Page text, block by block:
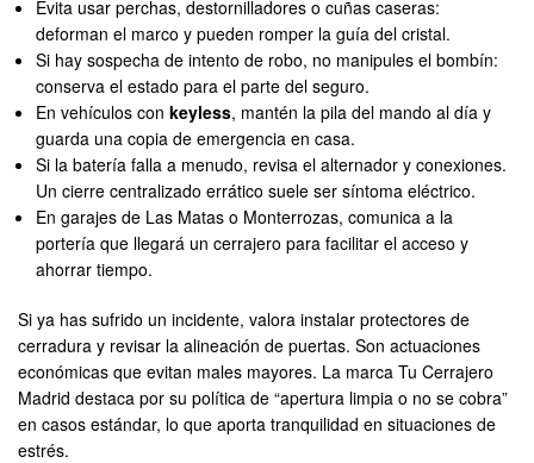
Evita usar perchas, destornilladores o cuñas caseras:
deforman el marco y pueden romper la guía del cristal.
Si hay sospecha de intento de robo, no manipules el bombín:
conserva el estado para el parte del seguro.
En vehículos conkeyless, mantén la pila del mando al día y
guarda una copia de emergencia en casa.
Si la batería falla a menudo, revisa el alternador y conexiones.
Un cierre centralizado errático suele ser síntoma eléctrico.
En garajes de Las Matas o Monterrozas, comunica a la
portería que llegará un cerrajero para facilitar el acceso y
ahorrar tiempo.
Si ya has sufrido un incidente, valora instalar protectores de
cerradura y revisar la alineación de puertas. Son actuaciones
económicas que evitan males mayores. La marca Tu Cerrajero
Madrid destaca por su política de “apertura limpia o no se cobra”
en casos estándar, lo que aporta tranquilidad en situaciones de
estrés.